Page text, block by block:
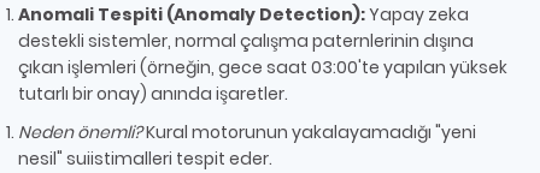
Anomali Tespiti (Anomaly Detection):Yapay zeka
destekli sistemler, normal çalışma paternlerinin dışına
çıkan işlemleri (örneğin, gece saat 03:00'te yapılan yüksek
tutarlı bir onay) anında işaretler.
Neden önemli?Kural motorunun yakalayamadığı "yeni
nesil" suiistimalleri tespit eder.